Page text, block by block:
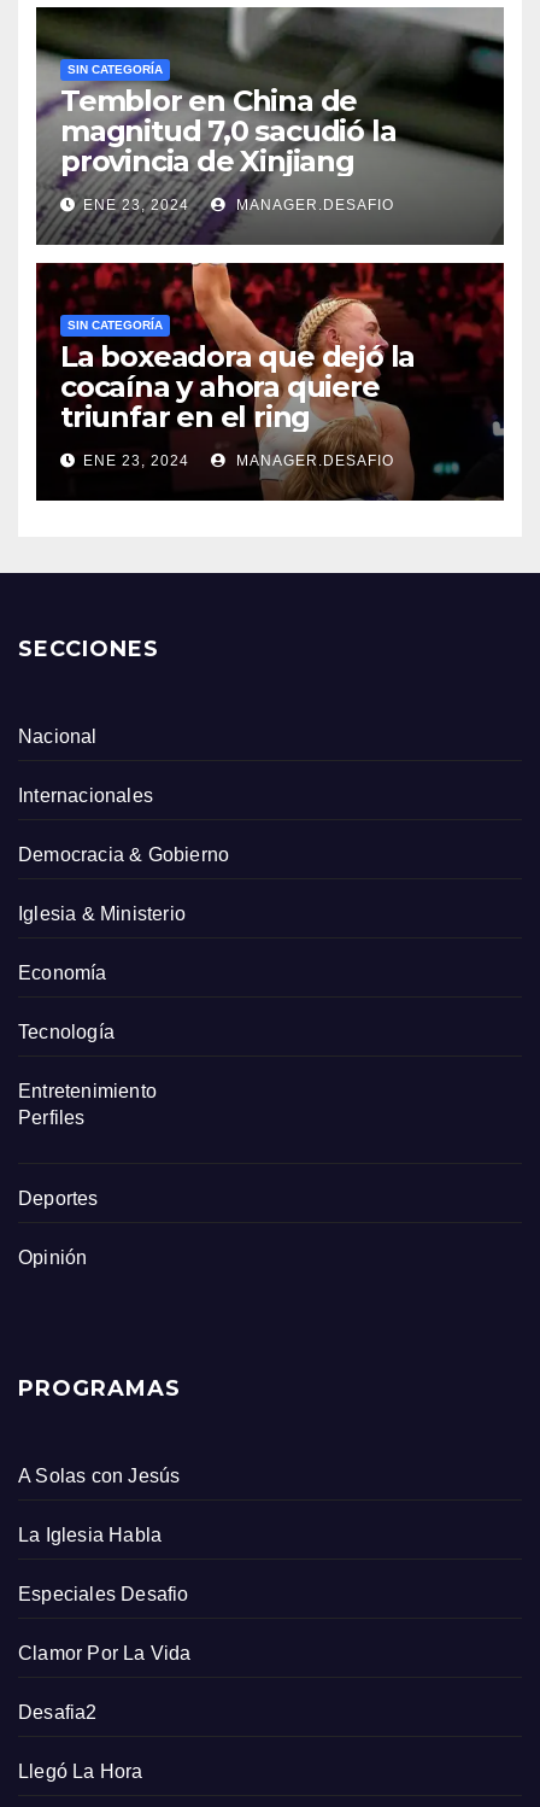
SIN CATEGORÍA
Temblor en China de
magnitud 7,0 sacudió la
provincia de Xinjiang
ENE 23, 2024 MANAGER.DESAFIO
SIN CATEGORÍA
La boxeadora que dejó la
cocaína y ahora quiere
triunfar en el ring​
ENE 23, 2024 MANAGER.DESAFIO
SECCIONES
Nacional
Internacionales
Democracia & Gobierno
Iglesia & Ministerio
Economía
Tecnología
Entretenimiento
Perfiles
Deportes
Opinión
PROGRAMAS
A Solas con Jesús
La Iglesia Habla
Especiales Desafio
Clamor Por La Vida
Desafia2
Llegó La Hora